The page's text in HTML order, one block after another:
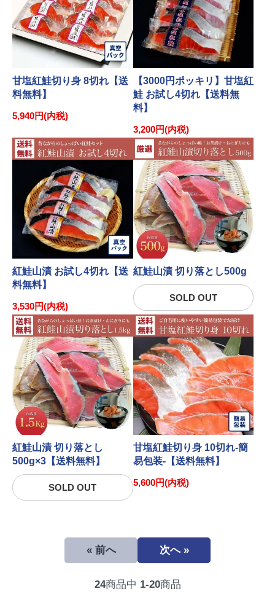
甘塩紅鮭切り身 8切れ【送
料無料】
5,940円(内税)
【3000円ポッキリ】甘塩紅
鮭 お試し4切れ【送料無
料】
3,200円(内税)
紅鮭山漬 お試し4切れ【送
料無料】
3,530円(内税)
紅鮭山漬 切り落とし500g
SOLD OUT
紅鮭山漬 切り落とし
500g×3【送料無料】
SOLD OUT
甘塩紅鮭切り身 10切れ-簡
易包装-【送料無料】
5,600円(内税)
« 前へ 次へ »
24商品中 1-20商品